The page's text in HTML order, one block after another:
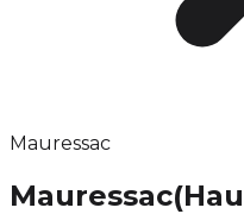
Mauressac
Mauressac